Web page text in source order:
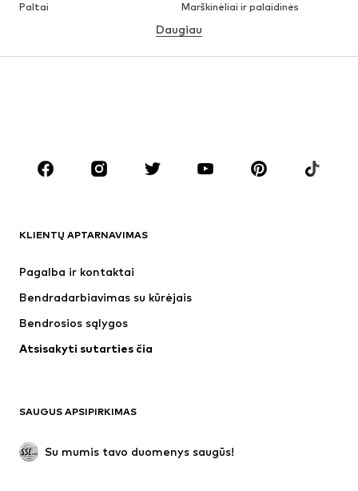
Paltai
Marškinėliai ir palaidinės
Apatiniai
Sijonai
Palaidinės ir tunikos
Aksesuarai
Premium
Naujienos
Apatiniai
Paltai
Proginiai
Išskirtiniai
Daugiau
KLIENTŲ APTARNAVIMAS
Pagalba ir kontaktai
Bendradarbiavimas su kūrėjais
Bendrosios sąlygos
Atsisakyti sutarties čia
SAUGUS APSIPIRKIMAS
Su mumis tavo duomenys saugūs!